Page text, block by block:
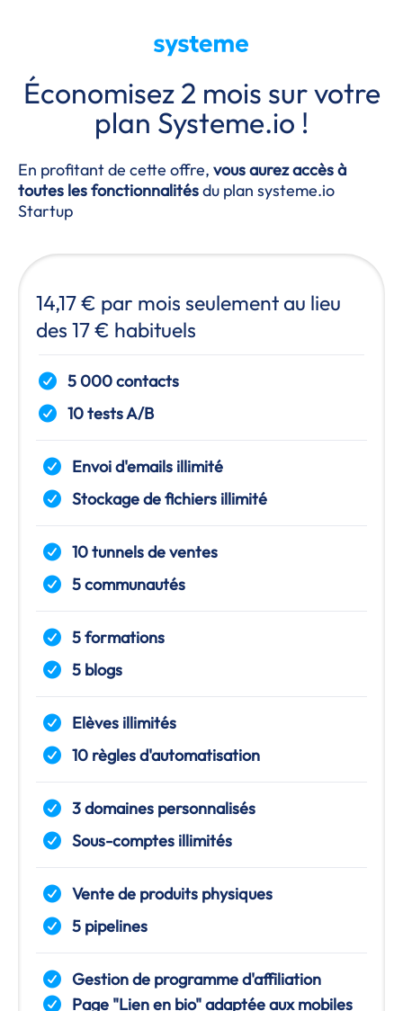
Économisez 2 mois sur votre
plan Systeme.io !
En profitant de cette offre, vous aurez accès à
toutes les fonctionnalitésdu plan systeme.io
Startup
14,17 € par mois seulement au lieu
des 17 € habituels
5 000 contacts
10 tests A/B
Envoi d'emails illimité
Stockage de fichiers illimité
10 tunnels de ventes
5 communautés
5 formations
5 blogs
Elèves illimités
10 règles d'automatisation
3 domaines personnalisés
Sous-comptes illimités
Vente de produits physiques
5 pipelines
Gestion de programme d'affiliation
Page "Lien en bio" adaptée aux mobiles